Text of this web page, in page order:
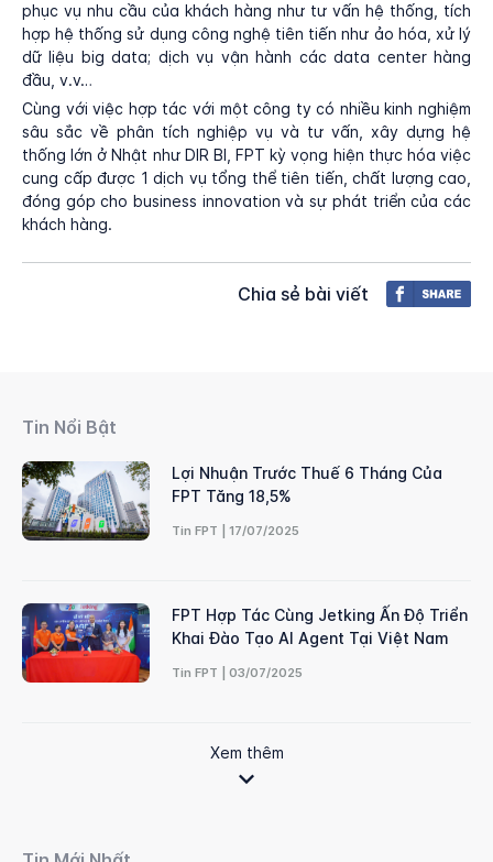
phục vụ nhu cầu của khách hàng như tư vấn hệ thống, tích
hợp hệ thống sử dụng công nghệ tiên tiến như ảo hóa, xử lý
dữ liệu big data; dịch vụ vận hành các data center hàng
đầu, v.v…
Cùng với việc hợp tác với một công ty có nhiều kinh nghiệm
sâu sắc về phân tích nghiệp vụ và tư vấn, xây dựng hệ
thống lớn ở Nhật như DIR BI, FPT kỳ vọng hiện thực hóa việc
cung cấp được 1 dịch vụ tổng thể tiên tiến, chất lượng cao,
đóng góp cho business innovation và sự phát triển của các
khách hàng.
Chia sẻ bài viết
Tin Nổi Bật
Lợi Nhuận Trước Thuế 6 Tháng Của
FPT Tăng 18,5%
Tin FPT | 17/07/2025
FPT Hợp Tác Cùng Jetking Ấn Độ Triển
Khai Đào Tạo AI Agent Tại Việt Nam
Tin FPT | 03/07/2025
Xem thêm